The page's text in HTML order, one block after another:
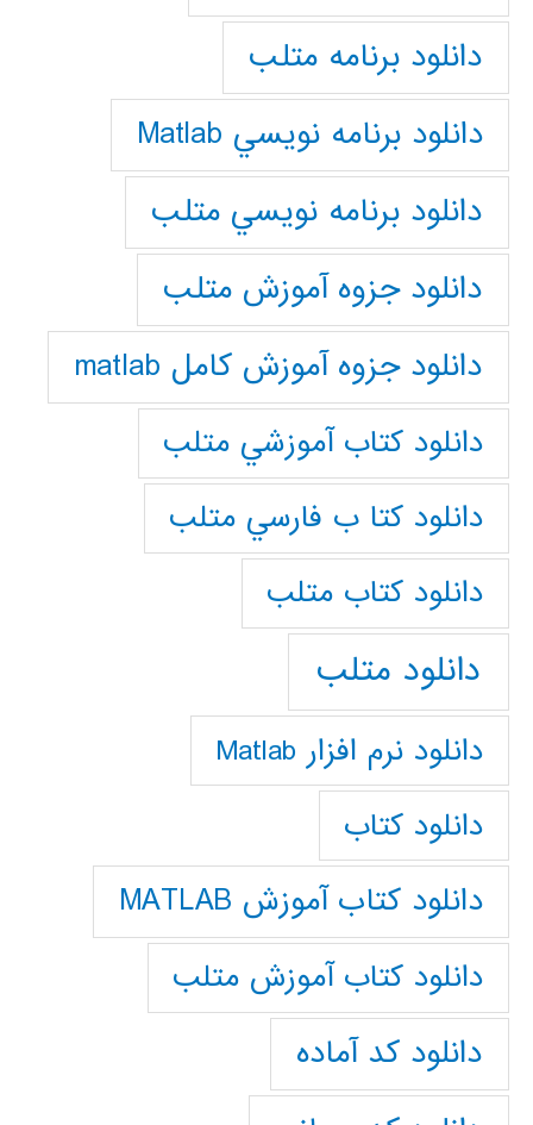
دانلود برنامه متلب
دانلود برنامه نويسي Matlab
دانلود برنامه نويسي متلب
دانلود جزوه آموزش متلب
دانلود جزوه آموزش کامل matlab
دانلود كتاب آموزشي متلب
دانلود كتا ب فارسي متلب
دانلود كتاب متلب
دانلود متلب
دانلود نرم افزار Matlab
دانلود کتاب
دانلود کتاب آموزش MATLAB
دانلود کتاب آموزش متلب
دانلود کد آماده